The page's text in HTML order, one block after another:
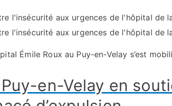
Émile Roux au Puy-en-Velay s’est
en-Velay en